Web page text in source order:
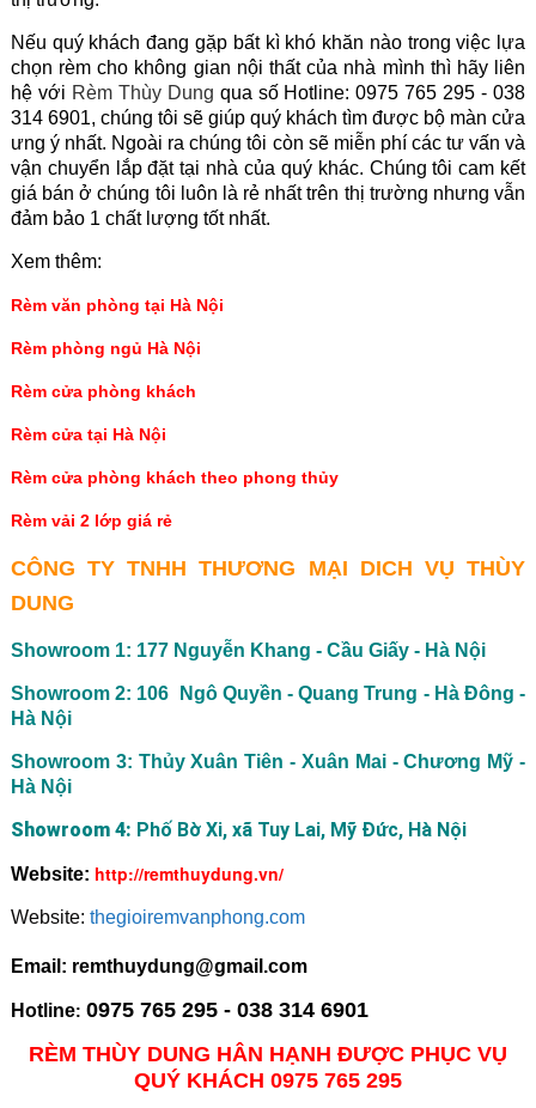
Nếu quý khách đang gặp bất kì khó khăn nào trong việc lựa
chọn rèm cho không gian nội thất của nhà mình thì hãy liên
hệ với Rèm Thùy Dung qua số Hotline: 0975 765 295 - 038
314 6901, chúng tôi sẽ giúp quý khách tìm được bộ màn cửa
ưng ý nhất. Ngoài ra chúng tôi còn sẽ miễn phí các tư vấn và
vận chuyển lắp đặt tại nhà của quý khác. Chúng tôi cam kết
giá bán ở chúng tôi luôn là rẻ nhất trên thị trường nhưng vẫn
đảm bảo 1 chất lượng tốt nhất.
Xem thêm:
Rèm văn phòng tại Hà Nội
Rèm phòng ngủ Hà Nội
Rèm cửa phòng khách
Rèm cửa tại Hà Nội
Rèm cửa phòng khách theo phong thủy
Rèm vải 2 lớp giá rẻ
CÔNG TY TNHH THƯƠNG MẠI DICH VỤ THÙY
DUNG
Showroom 1: 177 Nguyễn Khang - Cầu Giấy - Hà Nội
Showroom 2: 106 Ngô Quyền - Quang Trung - Hà Đông -
Hà Nội
Showroom 3: Thủy Xuân Tiên - Xuân Mai - Chương Mỹ -
Hà Nội
Showroom 4: Phố Bờ Xi, xã Tuy Lai, Mỹ Đức, Hà Nội
Website: http://remthuydung.vn/
Website: thegioiremvanphong.com
Email: remthuydung@gmail.com
Hotline: 0975 765 295 - 038 314 6901
RÈM THÙY DUNG HÂN HẠNH ĐƯỢC PHỤC VỤ
QUÝ KHÁCH 0975 765 295